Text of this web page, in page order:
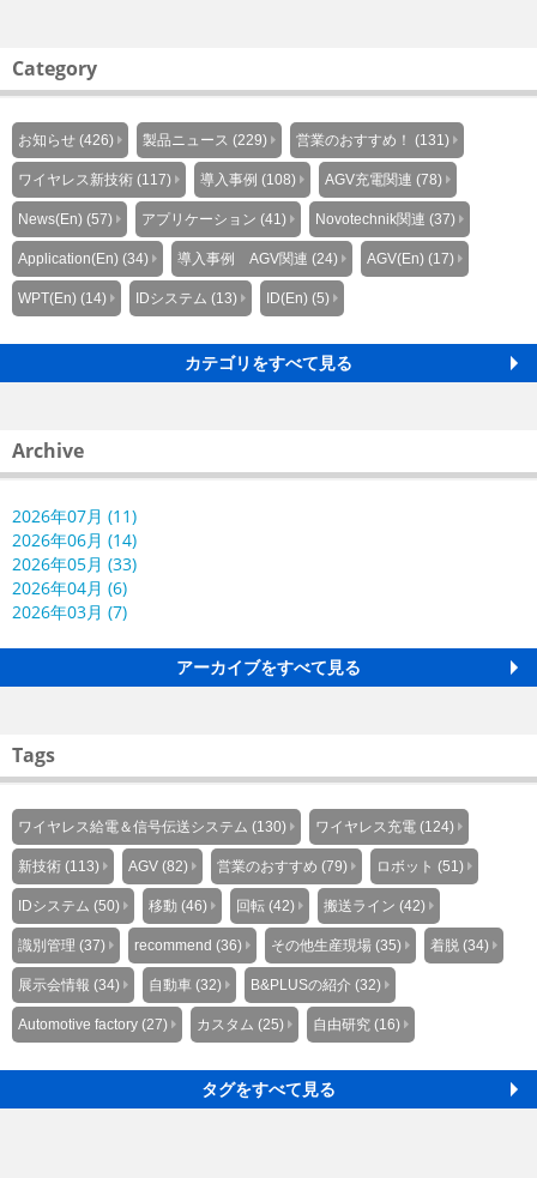
Category
お知らせ (426) 製品ニュース (229) 営業のおすすめ！ (131)
ワイヤレス新技術 (117) 導入事例 (108) AGV充電関連 (78)
News(En) (57) アプリケーション (41) Novotechnik関連 (37)
Application(En) (34) 導入事例 AGV関連 (24) AGV(En) (17)
WPT(En) (14) IDシステム (13) ID(En) (5)
カテゴリをすべて見る
Archive
2026年07月 (11)
2026年06月 (14)
2026年05月 (33)
2026年04月 (6)
2026年03月 (7)
アーカイブをすべて見る
Tags
ワイヤレス給電＆信号伝送システム (130) ワイヤレス充電 (124)
新技術 (113) AGV (82) 営業のおすすめ (79) ロボット (51)
IDシステム (50) 移動 (46) 回転 (42) 搬送ライン (42)
識別管理 (37) recommend (36) その他生産現場 (35) 着脱 (34)
展示会情報 (34) 自動車 (32) B&PLUSの紹介 (32)
Automotive factory (27) カスタム (25) 自由研究 (16)
タグをすべて見る